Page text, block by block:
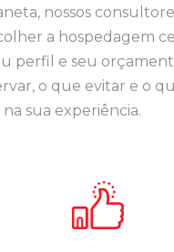
nossos
a hospedagem
perfil e seu
o que evitar e o
sua experiência.